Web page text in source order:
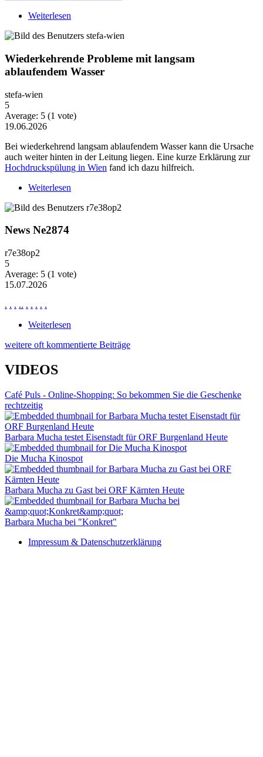
Weiterlesen
Wiederkehrende Probleme mit langsam
ablaufendem Wasser
stefa-wien
5
Average: 5 (1 vote)
19.06.2026
Bei wiederkehrend langsam ablaufendem Wasser kann die Ursache
auch weiter hinten in der Leitung liegen. Eine kurze Erklärung zur
Hochdruckspülung in Wien fand ich dazu hilfreich.
Weiterlesen
News Ne2874
r7e38op2
5
Average: 5 (1 vote)
15.07.2026
. . . .. . . . . .
Weiterlesen
weitere oft kommentierte Beiträge
VIDEOS
Café Puls - Online-Shopping: So bekommen Sie die Geschenke
rechtzeitig
Barbara Mucha testet Eisenstadt für ORF Burgenland Heute
Die Mucha Kinospot
Barbara Mucha zu Gast bei ORF Kärnten Heute
Barbara Mucha bei "Konkret"
Impressum & Datenschutzerklärung